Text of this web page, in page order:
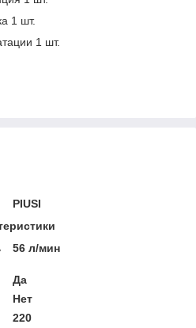
1 шт.
1 шт.
PIUSI
56 л/мин
Да
Нет
220